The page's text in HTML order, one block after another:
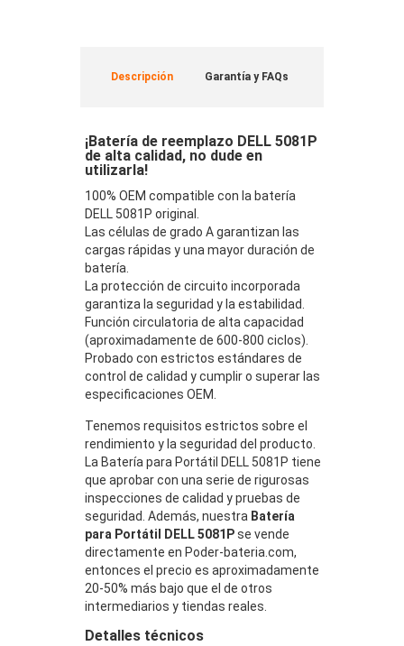
Descripción Garantía y FAQs
¡Batería de reemplazo DELL 5081P
de alta calidad, no dude en
utilizarla!
100% OEM compatible con la batería
DELL 5081P original.
Las células de grado A garantizan las
cargas rápidas y una mayor duración de
batería.
La protección de circuito incorporada
garantiza la seguridad y la estabilidad.
Función circulatoria de alta capacidad
(aproximadamente de 600-800 ciclos).
Probado con estrictos estándares de
control de calidad y cumplir o superar las
especificaciones OEM.
Tenemos requisitos estrictos sobre el
rendimiento y la seguridad del producto.
La Batería para Portátil DELL 5081P tiene
que aprobar con una serie de rigurosas
inspecciones de calidad y pruebas de
seguridad. Además, nuestra Batería
para Portátil DELL 5081Pse vende
directamente en Poder-bateria.com,
entonces el precio es aproximadamente
20-50% más bajo que el de otros
intermediarios y tiendas reales.
Detalles técnicos